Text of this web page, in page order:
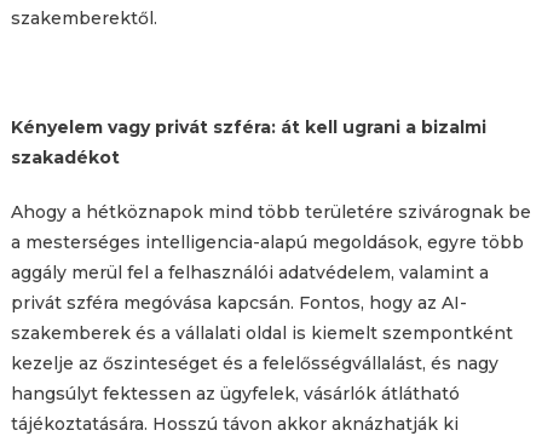
szakemberektől.
Kényelem vagy privát szféra: át kell ugrani a bizalmi
szakadékot
Ahogy a hétköznapok mind több területére szivárognak be
a mesterséges intelligencia-alapú megoldások, egyre több
aggály merül fel a felhasználói adatvédelem, valamint a
privát szféra megóvása kapcsán. Fontos, hogy az AI-
szakemberek és a vállalati oldal is kiemelt szempontként
kezelje az őszinteséget és a felelősségvállalást, és nagy
hangsúlyt fektessen az ügyfelek, vásárlók átlátható
tájékoztatására. Hosszú távon akkor aknázhatják ki